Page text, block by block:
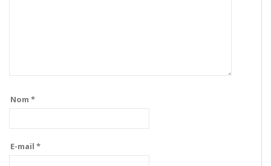
Nom *
E-mail *